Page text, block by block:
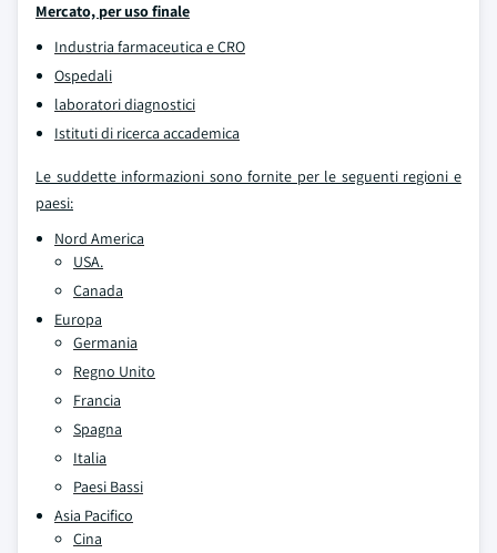
Mercato, per uso finale
Industria farmaceutica e CRO
Ospedali
laboratori diagnostici
Istituti di ricerca accademica
Le suddette informazioni sono fornite per le seguenti regioni e
paesi:
Nord America
USA.
Canada
Europa
Germania
Regno Unito
Francia
Spagna
Italia
Paesi Bassi
Asia Pacifico
Cina